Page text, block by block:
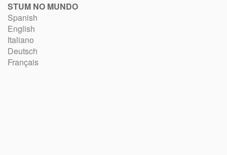
STUM NO MUNDO
Spanish
English
Italiano
Deutsch
Français